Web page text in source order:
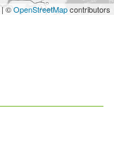
| ©OpenStreetMapcontributors